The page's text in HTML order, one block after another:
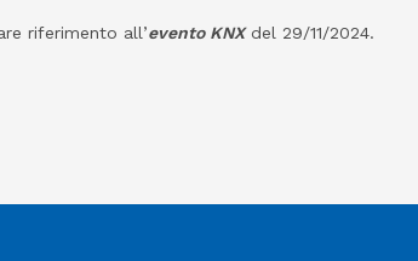
riferimento all’evento KNXdel 29/11/2024.